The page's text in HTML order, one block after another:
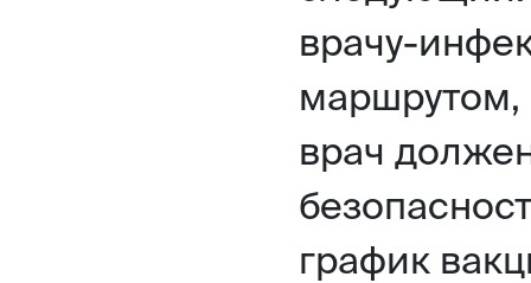
врачу-
маршрутом,
врач
график